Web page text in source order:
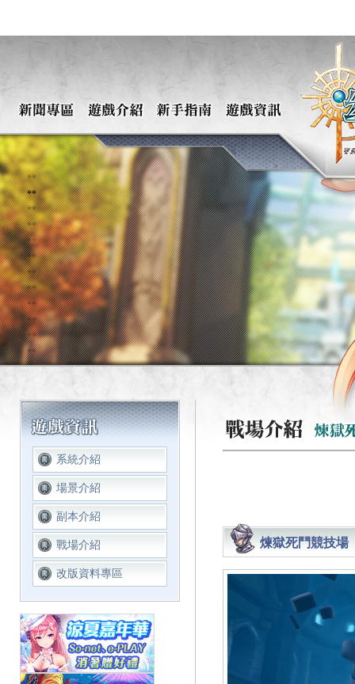
煉獄死鬥競技場
系統介紹
場景介紹
副本介紹
戰場介紹
改版資料專區